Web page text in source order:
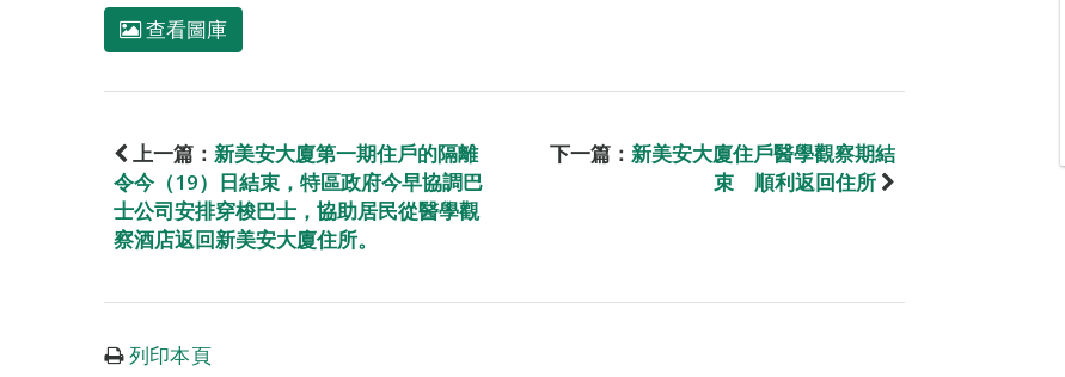
查看圖庫
上一篇： 新美安大廈第一期住戶的隔離
令今（19）日結束，特區政府今早協調巴
士公司安排穿梭巴士，協助居民從醫學觀
察酒店返回新美安大廈住所。
下一篇： 新美安大廈住戶醫學觀察期結
束 順利返回住所
列印本頁